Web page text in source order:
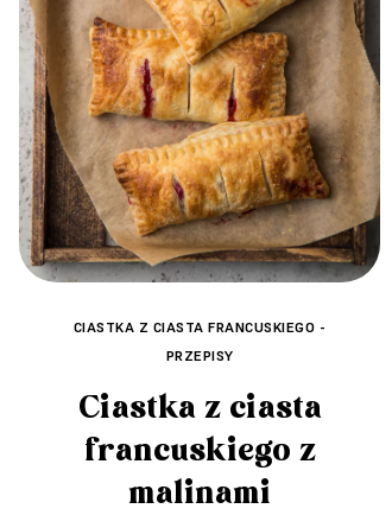
CIASTKA Z CIASTA FRANCUSKIEGO -
PRZEPISY
Ciastka z ciasta
francuskiego z
malinami